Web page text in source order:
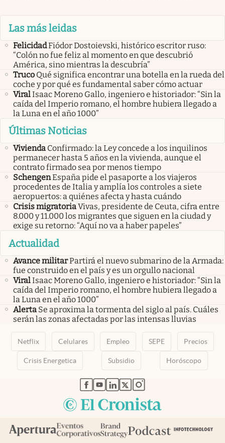
Las más leidas
FelicidadFiódor Dostoievski, histórico escritor ruso:
“Colón no fue feliz al momento en que descubrió
América, sino mientras la descubría”
Truco Qué significa encontrar una botella en la rueda del
coche y por qué es fundamental saber cómo actuar
ViralIsaac Moreno Gallo, ingeniero e historiador: “Sin la
caída del Imperio romano, el hombre hubiera llegado a
la Luna en el año 1000”
Últimas Noticias
Vivienda Confirmado: la Ley concede a los inquilinos
permanecer hasta 5 años en la vivienda, aunque el
contrato firmado sea por menos tiempo
SchengenEspaña pide el pasaporte a los viajeros
procedentes de Italia y amplía los controles a siete
aeropuertos: a quiénes afecta y hasta cuándo
Crisis migratoriaVivas, presidente de Ceuta, cifra entre
8.000 y 11.000 los migrantes que siguen en la ciudad y
exige su retorno: “Aquí no va a haber papeles”
Actualidad
Avance militarPartirá el nuevo submarino de la Armada:
fue construido en el país y es un orgullo nacional
ViralIsaac Moreno Gallo, ingeniero e historiador: “Sin la
caída del Imperio romano, el hombre hubiera llegado a
la Luna en el año 1000”
Alerta Se aproxima la tormenta del siglo al país. Cuáles
serán las zonas afectadas por las intensas lluvias
Netflix Celulares Empleo SEPE Precios
Crisis Energetica Subsidio Horóscopo
abre en nueva pestaña
abre en nueva pestaña
abre en nueva pestaña
abre en nueva pestaña
abre en nueva pestaña